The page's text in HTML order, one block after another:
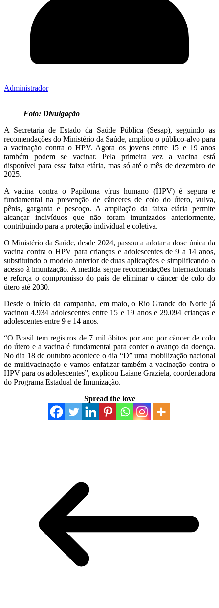
Administrador
Foto: Divulgação
A Secretaria de Estado da Saúde Pública (Sesap), seguindo as
recomendações do Ministério da Saúde, ampliou o público-alvo para
a vacinação contra o HPV. Agora os jovens entre 15 e 19 anos
também podem se vacinar. Pela primeira vez a vacina está
disponível para essa faixa etária, mas só até o mês de dezembro de
2025.
A vacina contra o Papiloma vírus humano (HPV) é segura e
fundamental na prevenção de cânceres de colo do útero, vulva,
pênis, garganta e pescoço. A ampliação da faixa etária permite
alcançar indivíduos que não foram imunizados anteriormente,
contribuindo para a proteção individual e coletiva.
O Ministério da Saúde, desde 2024, passou a adotar a dose única da
vacina contra o HPV para crianças e adolescentes de 9 a 14 anos,
substituindo o modelo anterior de duas aplicações e simplificando o
acesso à imunização. A medida segue recomendações internacionais
e reforça o compromisso do país de eliminar o câncer de colo do
útero até 2030.
Desde o início da campanha, em maio, o Rio Grande do Norte já
vacinou 4.934 adolescentes entre 15 e 19 anos e 29.094 crianças e
adolescentes entre 9 e 14 anos.
“O Brasil tem registros de 7 mil óbitos por ano por câncer de colo
do útero e a vacina é fundamental para conter o avanço da doença.
No dia 18 de outubro acontece o dia “D” uma mobilização nacional
de multivacinação e vamos enfatizar também a vacinação contra o
HPV para os adolescentes”, explicou Laiane Graziela, coordenadora
do Programa Estadual de Imunização.
Spread the love